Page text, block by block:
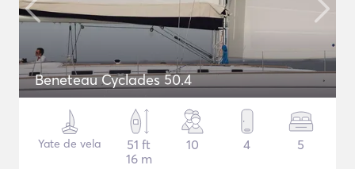
Beneteau Cyclades 50.4
Yate de vela
51 ft
16 m
10 4 5